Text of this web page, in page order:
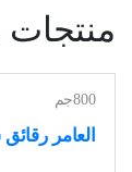
منتجات
800جم
العامر